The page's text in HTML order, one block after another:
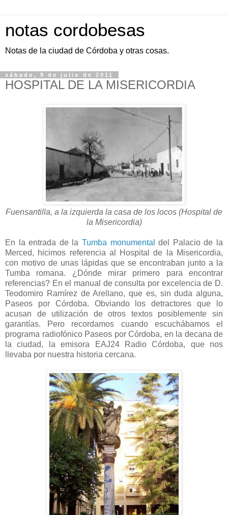
notas cordobesas
Notas de la ciudad de Córdoba y otras cosas.
sábado, 9 de julio de 2011
HOSPITAL DE LA MISERICORDIA
Fuensantilla, a la izquierda la casa de los locos (Hospital de
la Misericordia)
En la entrada de la Tumba monumentaldel Palacio de la
Merced, hicimos referencia al Hospital de la Misericordia,
con motivo de unas lápidas que se encontraban junto a la
Tumba romana. ¿Dónde mirar primero para encontrar
referencias? En el manual de consulta por excelencia de D.
Teodomiro Ramírez de Arellano, que es, sin duda alguna,
Paseos por Córdoba. Obviando los detractores que lo
acusan de utilización de otros textos posiblemente sin
garantías. Pero recordamos cuando escuchábamos el
programa radiofónico Paseos por Córdoba, en la decana de
la ciudad, la emisora EAJ24 Radio Córdoba, que nos
llevaba por nuestra historia cercana.